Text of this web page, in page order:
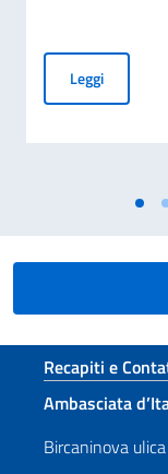
Leggi
Recapiti e
Ambasciata
Bircaninova